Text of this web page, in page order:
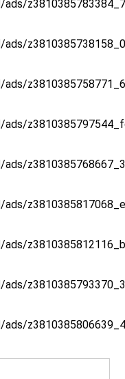
ads/
ads/
ads/
ads/
ads/
ads/
ads/
ads/
ads/